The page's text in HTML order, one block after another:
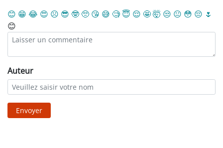
😊 😁 😂 😍 ☹️ 😎 🤓 🥺 😘 😅 🧐 😇 😌 🤩🤯 😒 😐 😳 😔 🌷
😊
Auteur
Envoyer